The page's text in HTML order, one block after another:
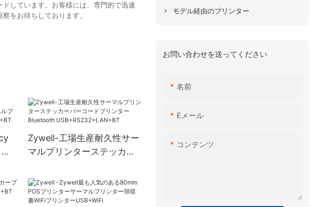
しています。お客様には、専門的で迅速
をお待ちしております。
Zywell-工場生産耐久性サー
マルプリンターステッカー
Bluetooth
USB+RS232+LAN+BT
モデル経由のプリンター
お問い合わせを送ってください
名前
Eメール
コンテンツ